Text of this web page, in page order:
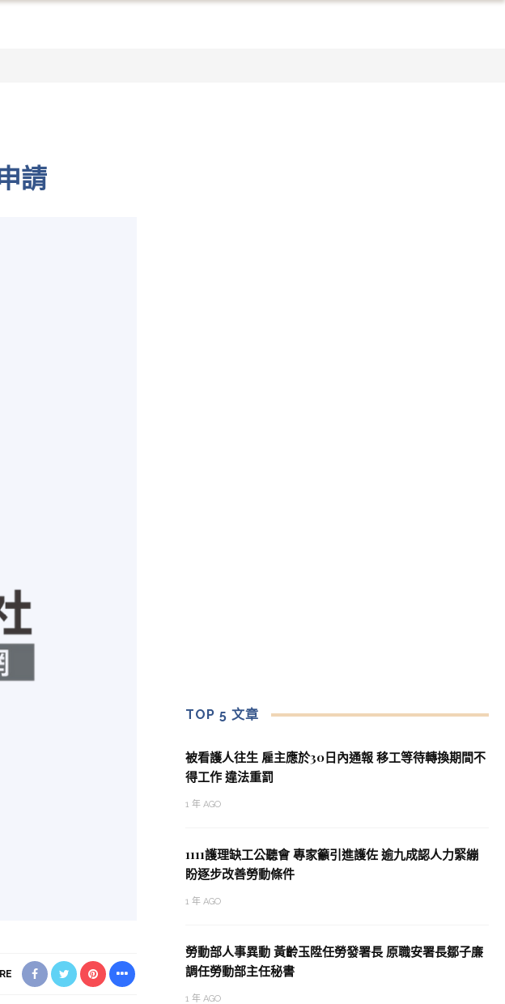
請
TOP 5 文章
被看護人往生 雇主應於30日內通報 移工等待轉換期間不
得工作 違法重罰
1 年 AGO
1111護理缺工公聽會 專家籲引進護佐 逾九成認人力緊繃
盼逐步改善勞動條件
1 年 AGO
勞動部人事異動 黃齡玉陞任勞發署長 原職安署長鄒子廉
調任勞動部主任秘書
1 年 AGO